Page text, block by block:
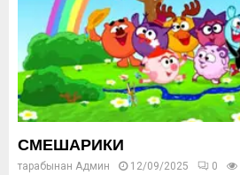
СМЕШАРИКИ
тарабынан Админ 12/09/2025 0